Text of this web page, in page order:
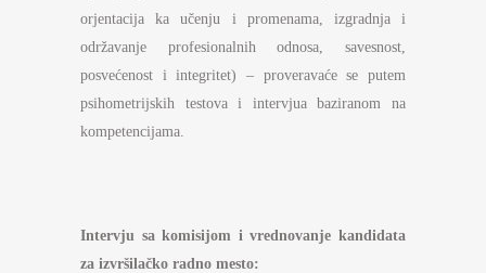
orjentacija ka učenju i promenama, izgradnja i
održavanje profesionalnih odnosa, savesnost,
posvećenost i integritet) – proveravaće se putem
psihometrijskih testova i intervjua baziranom na
kompetencijama.
Intervju sa komisijom i vrednovanje kandidata
za izvršilačko radno mesto: